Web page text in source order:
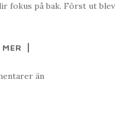
fokus på bak. Först ut blev
än